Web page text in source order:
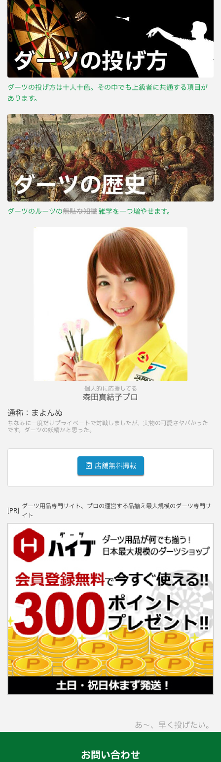
ダーツの投げ方は十人十色。その中でも上級者に共通する項目が
あります。
ダーツのルーツの無駄な知識雑学を一つ増やせます。
個人的に応援してる
森田真結子プロ
通称： まよんぬ
ちなみに一度だけプライベートで対戦しましたが、実物の可愛さヤバかった
です。ダーツの妖精かと思った。
店舗無料掲載
[PR]
ダーツ用品専門サイト、プロの運営する品揃え最大規模のダーツ専門サ
イト
あ〜、早く投げたい。
お問い合わせ